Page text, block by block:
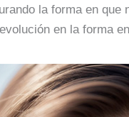
la forma en que
en la forma